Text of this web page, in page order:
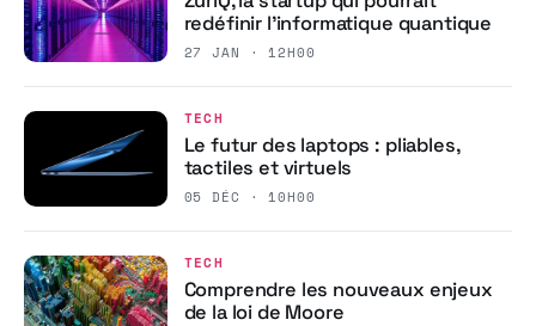
redéfinir l’informatique quantique
27 JAN · 12H00
TECH
Le futur des laptops : pliables,
tactiles et virtuels
05 DÉC · 10H00
TECH
Comprendre les nouveaux enjeux
de la loi de Moore